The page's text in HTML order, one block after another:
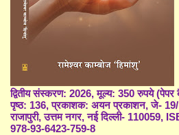
द्वितीय संस्करण: 2026, मूल्य: 350 रुपये (पेपर
पृष्ठ: 136, प्रकाशक: अयन प्रकाशन, जे-
राजापुरी, उत्तम नगर, नई दिल्ली- 110059,
978-93-6423-759-8